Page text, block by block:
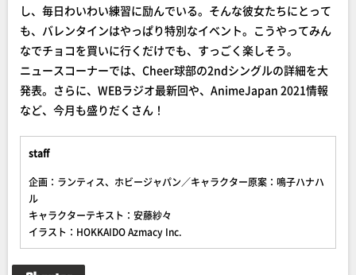
し、毎日わいわい練習に励んでいる。そんな彼女たちにとって
も、バレンタインはやっぱり特別なイベント。こうやってみん
なでチョコを買いに行くだけでも、すっごく楽しそう。
ニュースコーナーでは、Cheer球部の2ndシングルの詳細を大
発表。さらに、WEBラジオ最新回や、AnimeJapan 2021情報
など、今月も盛りだくさん！
staff
企画：ランティス、ホビージャパン／キャラクター原案：鳴子ハナハ
ル
キャラクターテキスト：安藤紗々
イラスト：HOKKAIDO Azmacy Inc.